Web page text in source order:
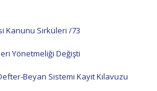
Kanunu Sirküleri /73
Yönetmeliği Değişti
Beyan Sistemi Kayıt Kılavuzu